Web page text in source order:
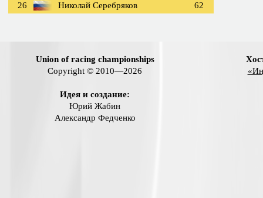
26
Николай Серебряков 62
Union of racing championships
Copyright © 2010—2026
Идея и создание:
Юрий Жабин
Александр Федченко